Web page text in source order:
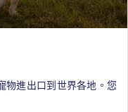
物進出口到世界各地。您